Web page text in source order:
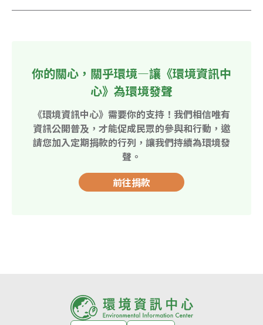
你的關心，關乎環境—讓《環境資訊中
心》為環境發聲
《環境資訊中心》需要你的支持！我們相信唯有
資訊公開普及，才能促成民眾的參與和行動，邀
請您加入定期捐款的行列，讓我們持續為環境發
聲。
前往捐款